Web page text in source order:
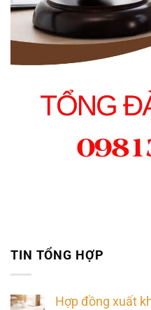
TIN TỔNG HỢP
Hợp đồng xuất